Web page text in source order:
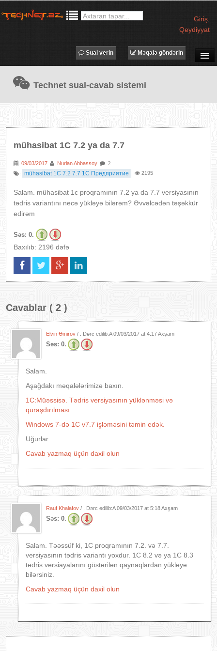
Giriş
Qeydiyyat
TECHNET TV
MƏQALƏLƏR
XƏBƏRLƏR
Məqalə göndərin
Sual verin
Technet sual-cavab sistemi
mühasibat 1C 7.2 ya da 7.7
: 09/03/2017 : Nurlan Abbassoy
: 2
:
mühasibat 1C 7.2 7.7 1C Предприятие 2195
Salam. mühasibat 1c proqramının 7.2 ya da 7.7 versiyasının
tədris variantını necə yükləyə bilərəm? Əvvəlcədən təşəkkür
edirəm
Səs: 0.
Baxılıb: 2196 dəfə
Cavablar ( 2 )
Elvin Əmirov / . Dərc edilib:A09/03/2017 at 4:17 Axşam
Səs: 0.
Salam.
Aşağdakı məqalələrimizə baxın.
1C:Müəssisə. Tədris versiyasının yüklənməsi və
quraşdırılması
Windows 7-də 1C v7.7 işləməsini təmin edək.
Uğurlar.
Cavab yazmaq üçün daxil olun
Rauf Khalafov / . Dərc edilib:A09/03/2017 at 5:18 Axşam
Səs: 0.
Salam. Təəssüf ki, 1C proqramının 7.2. və 7.7.
versiyasının tədris variantı yoxdur. 1C 8.2 və ya 1C 8.3
tədris versiayalarını göstərilən qaynaqlardan yükləyə
bilərsiniz.
Cavab yazmaq üçün daxil olun